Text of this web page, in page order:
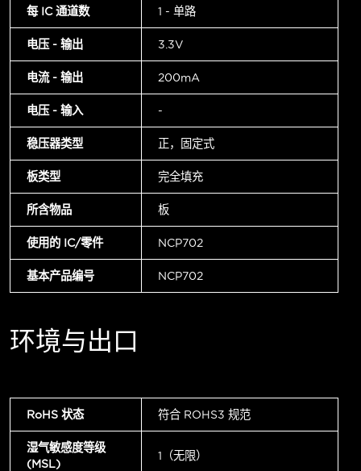
每 IC 通道数 1 - 单路
电压 - 输出 3.3V
电流 - 输出 200mA
电压 - 输入 -
稳压器类型 正，固定式
板类型 完全填充
所含物品 板
使用的 IC/零件 NCP702
基本产品编号 NCP702
环境与出口
RoHS 状态 符合 ROHS3 规范
湿气敏感度等级
(MSL)
1（无限）